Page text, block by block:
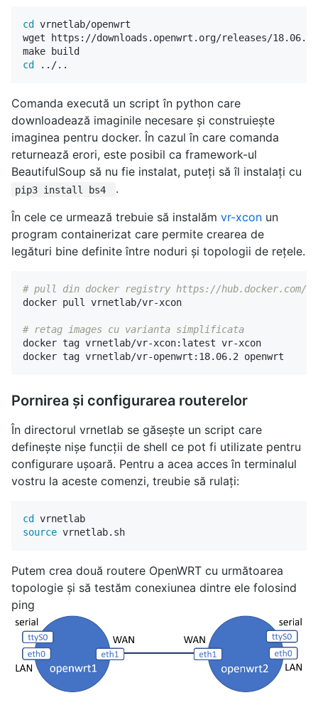
cd vrnetlab/openwrt
wget https://downloads.openwrt.org/releases/
cd
Comanda execută un script în python care
downloadează imaginile necesare și construiește
imaginea pentru docker. În cazul în care comanda
returnează erori, este posibil ca framework-ul
BeautifulSoup să nu fie instalat, puteți să îl instalați cu
pip3 install bs4
.
În cele ce urmează trebuie să instalăm vr-xcon un
program containerizat care permite crearea de
legături bine definite între noduri și topologii de rețele.
# pull din docker registry https://hub.docker.com/
docker pull vrnetlab/vr-xcon
# retag images cu varianta simplificata
docker tag vrnetlab/vr-xcon:latest vr-xcon
Pornirea și configurarea routerelor
În directorul vrnetlab se găsește un script care
definește nișe funcții de shell ce pot fi utilizate pentru
configurare ușoară. Pentru a acea acces în terminalul
vostru la aceste comenzi, treubie să rulați:
cd
source
Putem crea două routere OpenWRT cu următoarea
topologie și să testăm conexiunea dintre ele folosind
ping